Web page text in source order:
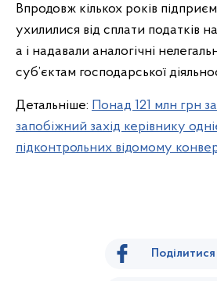
Впродовж кількох років
ухилилися від сплати податків
а і надавали аналогічні
суб’єктам господарської
Детальніше: Понад 121 млн грн
запобіжний захід керівнику
підконтрольних відомому
Поділитися